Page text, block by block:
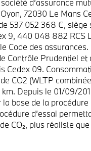
d’assurance
72030 Le Mans
537 052 368 €, siège
9, 440 048 882 RCS
Code des
Contrôle Prudentiel
Cedex 09.
CO2 (WLTP
Depuis le 01/09/
la base de la
d’essai
CO₂, plus réaliste